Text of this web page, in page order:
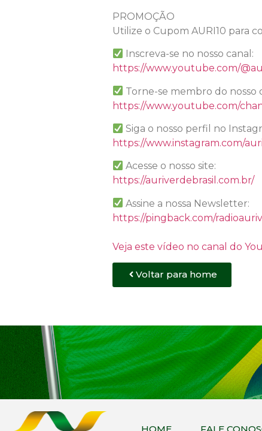
PROMOÇÃO
Utilize o Cupom AURI10 para
Inscreva-se no nosso canal:
https://www.youtube.com/
Torne-se membro do nosso
https://www.youtube.com/
Siga o nosso perfil no
https://www.instagram.com/
Acesse o nosso site:
https://auriverdebrasil.com.br/
Assine a nossa Newsletter:
https://pingback.com/
Veja este vídeo no canal do
Voltar para home